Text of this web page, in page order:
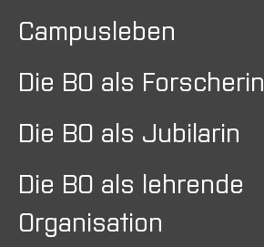
Campusleben
Die BO als Forscherin
Die BO als Jubilarin
Die BO als lehrende
Organisation